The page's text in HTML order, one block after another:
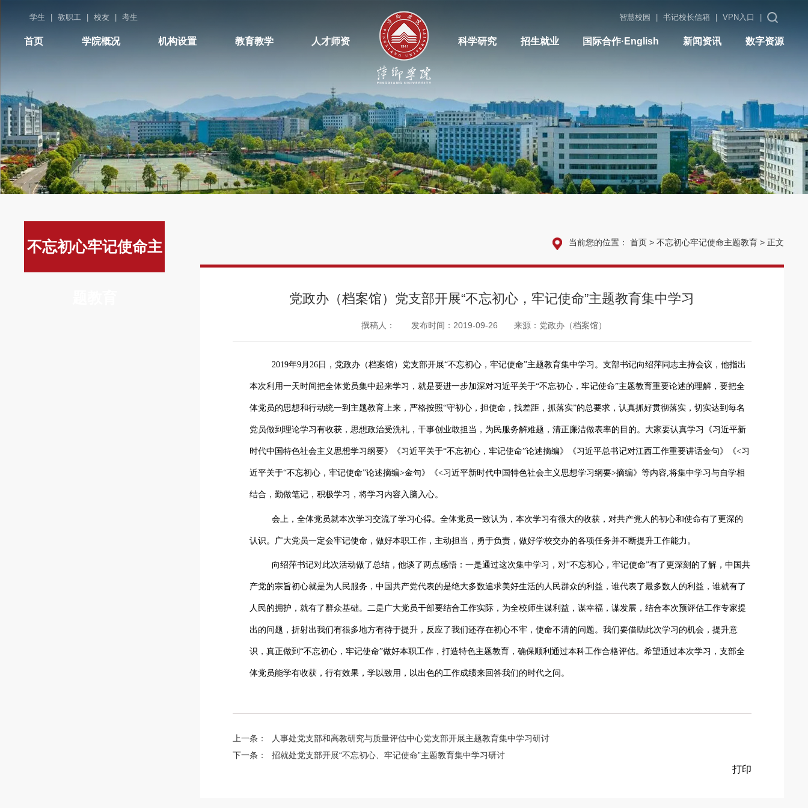
学生 教职工 校友 考生 智慧校园 书记校长信箱 VPN入口
首页 学院概况 机构设置 教育教学 人才师资 科学研究 招生就业 国际合作·English 新闻资讯 数字资源
不忘初心牢记使命主 当前您的位置： 首页> 不忘初心牢记使命主题教育> 正文
党政办（档案馆）党支部开展“不忘初心，牢记使命”主题教育集中学习
撰稿人： 发布时间：2019-09-26 来源：党政办（档案馆）
2019年9月26日，党政办（档案馆）党支部开展“不忘初心，牢记使命”主题教育集中学习。支部书记向绍萍同志主持会议，他指出
本次利用一天时间把全体党员集中起来学习，就是要进一步加深对习近平关于“不忘初心，牢记使命”主题教育重要论述的理解，要把全
体党员的思想和行动统一到主题教育上来，严格按照“守初心，担使命，找差距，抓落实”的总要求，认真抓好贯彻落实，切实达到每名
党员做到理论学习有收获，思想政治受洗礼，干事创业敢担当，为民服务解难题，清正廉洁做表率的目的。大家要认真学习《习近平新
时代中国特色社会主义思想学习纲要》《习近平关于“不忘初心，牢记使命”论述摘编》《习近平总书记对江西工作重要讲话金句》《<习
近平关于“不忘初心，牢记使命”论述摘编>金句》《<习近平新时代中国特色社会主义思想学习纲要>摘编》等内容 ,将集中学习与自学相
结合，勤做笔记，积极学习，将学习内容入脑入心。
会上，全体党员就本次学习交流了学习心得。全体党员一致认为，本次学习有很大的收获，对共产党人的初心和使命有了更深的
认识。广大党员一定会牢记使命，做好本职工作，主动担当，勇于负责，做好学校交办的各项任务并不断提升工作能力。
向绍萍书记对此次活动做了总结，他谈了两点感悟：一是通过这次集中学习，对“不忘初心，牢记使命”有了更深刻的了解，中国共
产党的宗旨初心就是为人民服务，中国共产党代表的是绝大多数追求美好生活的人民群众的利益，谁代表了最多数人的利益，谁就有了
人民的拥护，就有了群众基础。二是广大党员干部要结合工作实际，为全校师生谋利益，谋幸福，谋发展，结合本次预评估工作专家提
出的问题，折射出我们有很多地方有待于提升，反应了我们还存在初心不牢，使命不清的问题。我们要借助此次学习的机会，提升意
识，真正做到“不忘初心，牢记使命”做好本职工作，打造特色主题教育，确保顺利通过本科工作合格评估。希望通过本次学习，支部全
体党员能学有收获，行有效果，学以致用，以出色的工作成绩来回答我们的时代之问。
上一条：
人事处党支部和高教研究与质量评估中心党支部开展主题教育集中学习研讨
下一条：
招就处党支部开展“不忘初心、牢记使命”主题教育集中学习研讨